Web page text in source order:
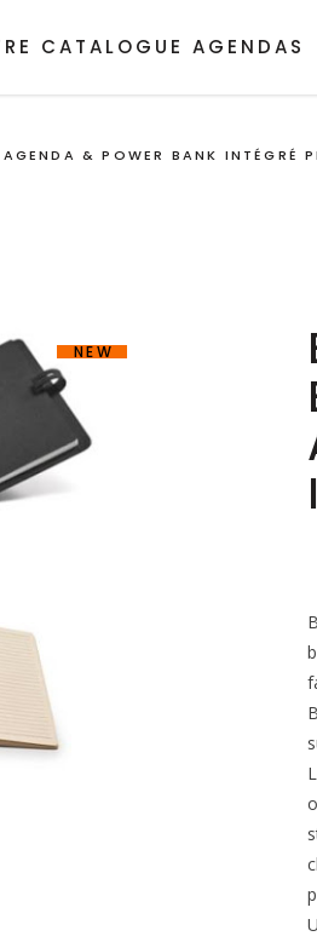
CATALOGUE AGENDAS
AGENDA & POWER BANK INTÉGRÉ
NEW